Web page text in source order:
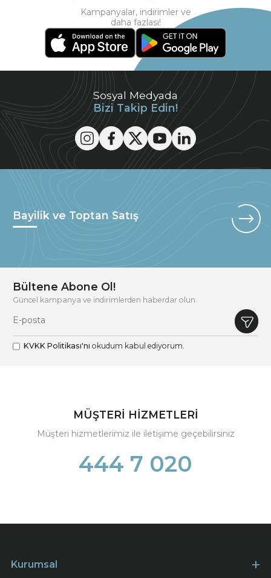
Sosyal Medyada
Bizi Takip Edin!
Kampanyalar, indirimler ve
daha fazlası!
Bayilik ve Toptan Satış
Bültene Abone Ol!
Güncel kampanya ve indirimlerden haberdar olun.
KVKK Politikası'nı okudum kabul ediyorum.
MÜŞTERİ HİZMETLERİ
Müşteri hizmetlerimiz ile iletişime geçebilirsiniz
444 7 020
Kurumsal